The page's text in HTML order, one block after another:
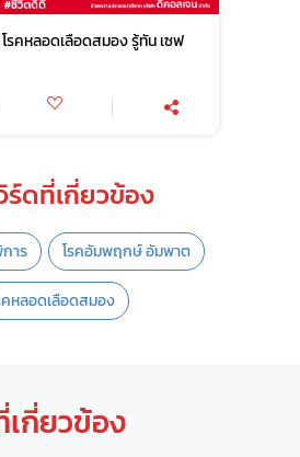
คหลอดเลือดสมอง รู้ทัน เซฟ
ร์ดที่เกี่ยวข้อง
าร โรคอัมพฤกษ์ อัมพาต
คหลอดเลือดสมอง
กี่ยวข้อง